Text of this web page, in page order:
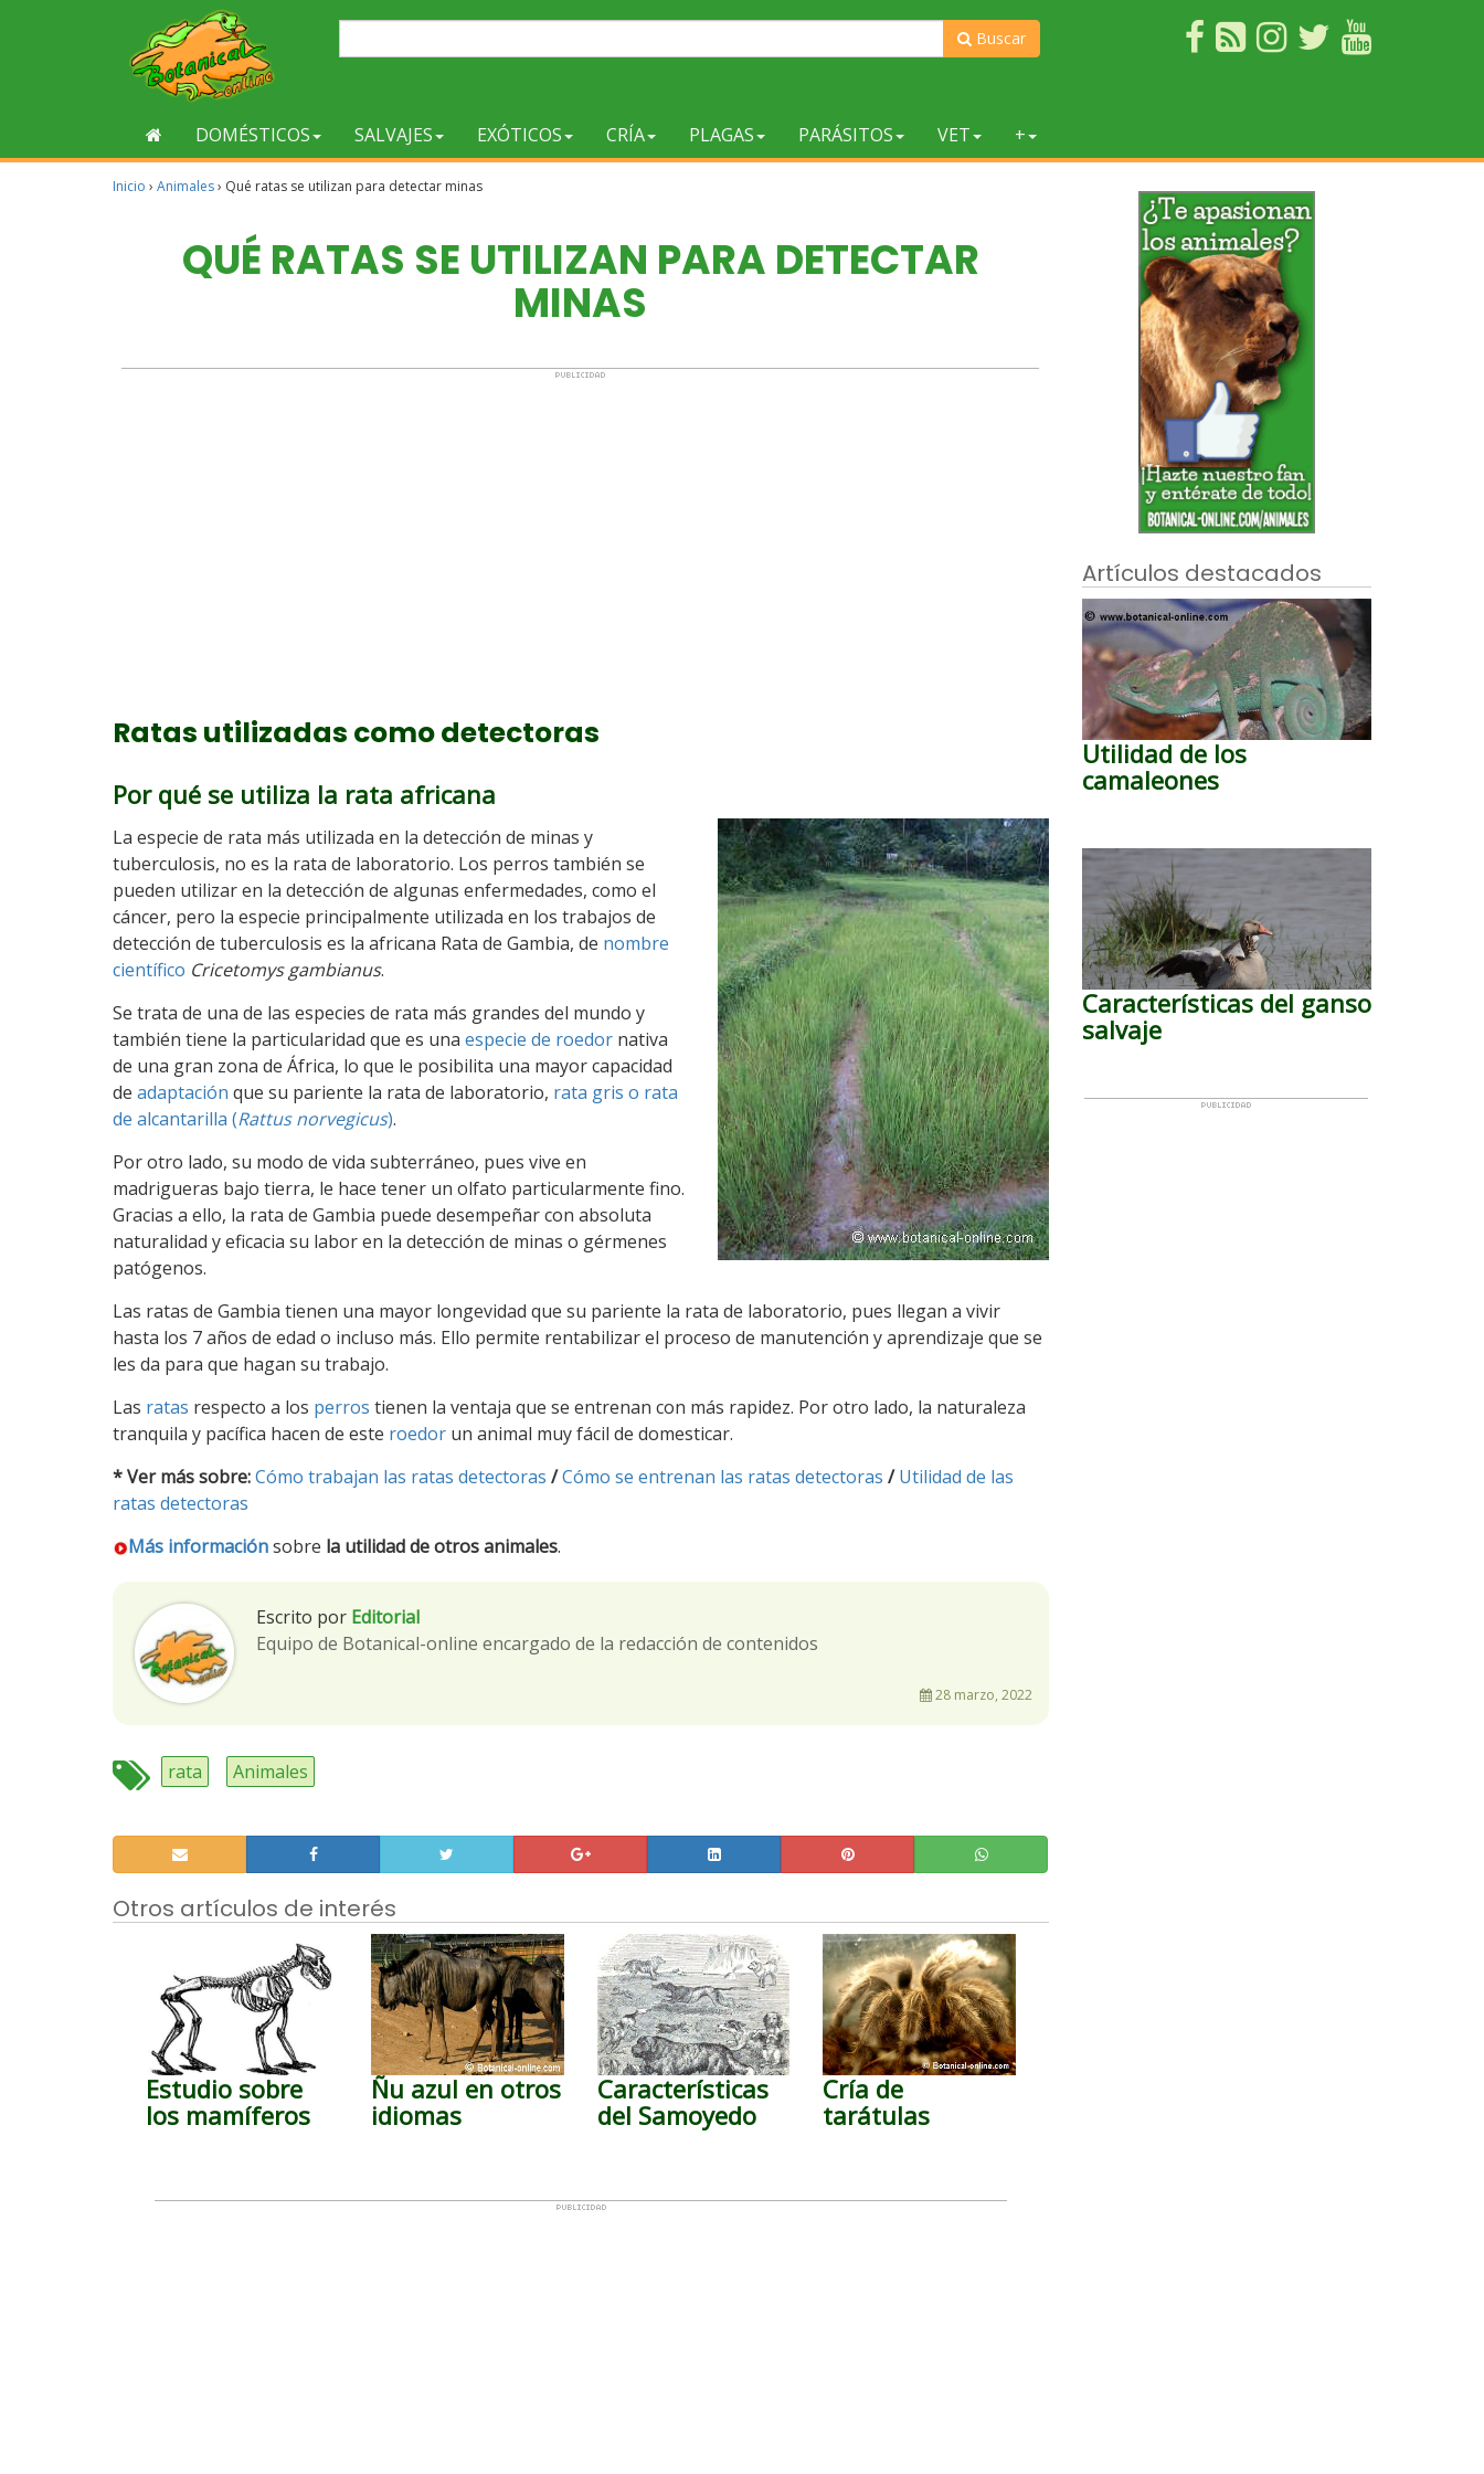
Buscar
DOMÉSTICOS SALVAJES EXÓTICOS CRÍA PLAGAS PARÁSITOS VET +
Inicio › Animales› Qué ratas se utilizan para detectar minas
QUÉ RATAS SE UTILIZAN PARA DETECTAR
MINAS
Ratas utilizadas como detectoras
Por qué se utiliza la rata africana
La especie de rata más utilizada en la detección de minas y
tuberculosis, no es la rata de laboratorio. Los perros también se
pueden utilizar en la detección de algunas enfermedades, como el
cáncer, pero la especie principalmente utilizada en los trabajos de
detección de tuberculosis es la africana Rata de Gambia, de nombre
científico Cricetomys gambianus.
Se trata de una de las especies de rata más grandes del mundo y
también tiene la particularidad que es una especie de roedor nativa
de una gran zona de África, lo que le posibilita una mayor capacidad
de adaptación que su pariente la rata de laboratorio, rata gris o rata
de alcantarilla (Rattus norvegicus).
Por otro lado, su modo de vida subterráneo, pues vive en
madrigueras bajo tierra, le hace tener un olfato particularmente fino.
Gracias a ello, la rata de Gambia puede desempeñar con absoluta
naturalidad y eficacia su labor en la detección de minas o gérmenes
patógenos.
Las ratas de Gambia tienen una mayor longevidad que su pariente la rata de laboratorio, pues llegan a vivir
hasta los 7 años de edad o incluso más. Ello permite rentabilizar el proceso de manutención y aprendizaje que se
les da para que hagan su trabajo.
Las ratas respecto a los perros tienen la ventaja que se entrenan con más rapidez. Por otro lado, la naturaleza
tranquila y pacífica hacen de este roedor un animal muy fácil de domesticar.
* Ver más sobre:Cómo trabajan las ratas detectoras /Cómo se entrenan las ratas detectoras / Utilidad de las
ratas detectoras
Más informaciónsobre la utilidad de otros animales.
Escrito por Editorial
Equipo de Botanical-online encargado de la redacción de contenidos
28 marzo, 2022
rata Animales
Otros artículos de interés
Estudio sobre
los mamíferos
Ñu azul en otros
idiomas
Características
del Samoyedo
Cría de
tarátulas
Artículos destacados
Utilidad de los
camaleones
Características del ganso
salvaje